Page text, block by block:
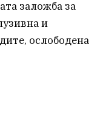
заложба за
и
ослободена